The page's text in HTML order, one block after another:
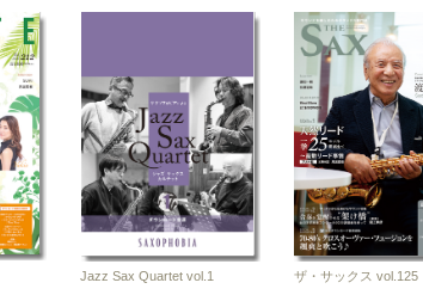
ザ・サックス
vol.121
Jazz Sax Quartet vol.1 ザ・サックス vol.125